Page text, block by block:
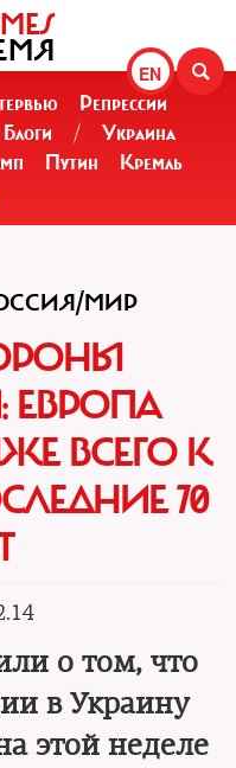
EN
Репрессии
Блоги /
Украина
Путин
Кремль
МИР
ЕВРОПА
ВСЕГО К
70
о том, что
в Украину
этой неделе